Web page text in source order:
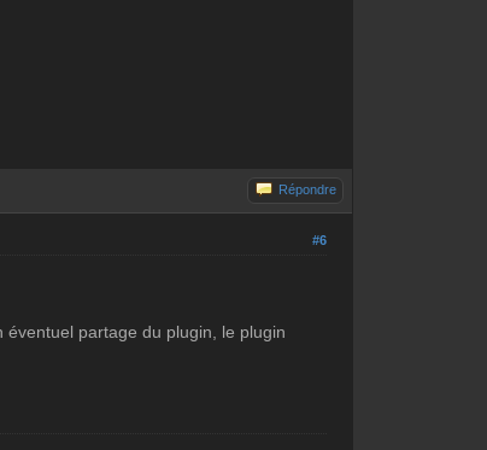
Répondre
#6
partage du plugin, le plugin